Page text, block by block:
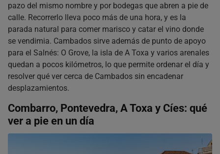
pazo del mismo nombre y por bodegas que abren a pie de
calle. Recorrerlo lleva poco más de una hora, y es la
parada natural para comer marisco y catar el vino donde
se vendimia. Cambados sirve además de punto de apoyo
para el Salnés: O Grove, la isla de A Toxa y varios arenales
quedan a pocos kilómetros, lo que permite ordenar el día y
resolver qué ver cerca de Cambados sin encadenar
desplazamientos.
Combarro, Pontevedra, A Toxa y Cíes: qué
ver a pie en un día